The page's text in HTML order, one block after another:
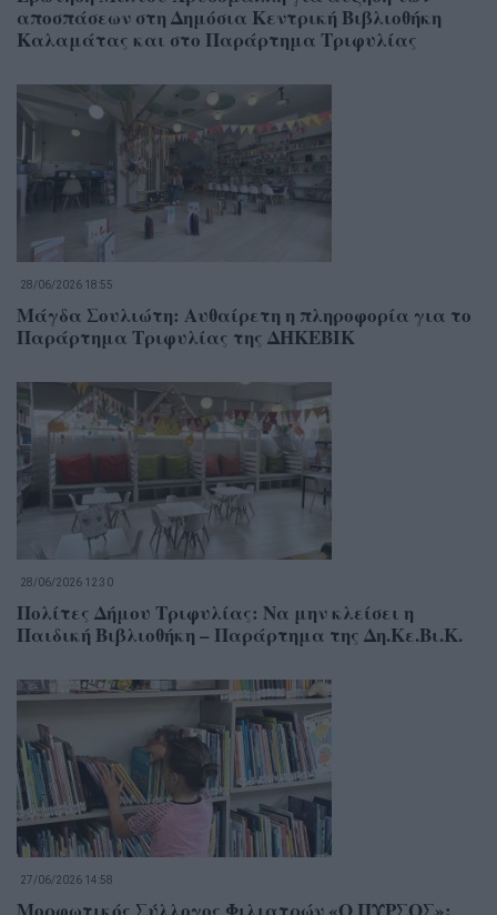
αποσπάσεων στη Δημόσια Κεντρική Βιβλιοθήκη
Καλαμάτας και στο Παράρτημα Τριφυλίας
28/06/2026 18:55
Μάγδα Σουλιώτη: Αυθαίρετη η πληροφορία για το
Παράρτημα Τριφυλίας της ΔΗΚΕΒΙΚ
28/06/2026 12:30
Πολίτες Δήμου Τριφυλίας: Να μην κλείσει η
Παιδική Βιβλιοθήκη – Παράρτημα της Δη.Κε.Βι.Κ.
27/06/2026 14:58